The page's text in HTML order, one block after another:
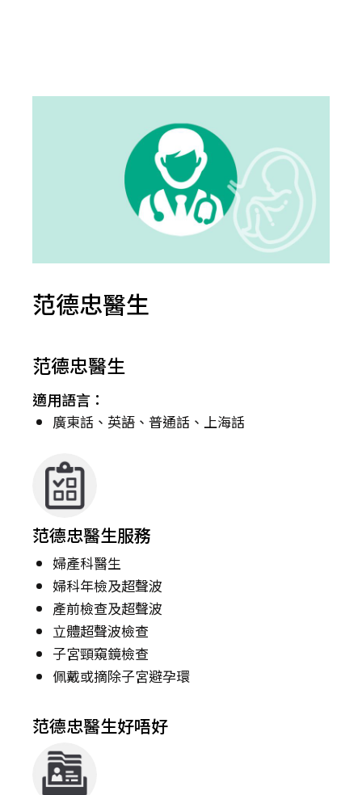
范德忠醫生
范德忠醫生
適用語言：
廣東話、英語、普通話、上海話
范德忠醫生服務
婦產科醫生
婦科年檢及超聲波
產前檢查及超聲波
立體超聲波檢查
子宮頸窺鏡檢查
佩戴或摘除子宮避孕環
范德忠醫生好唔好